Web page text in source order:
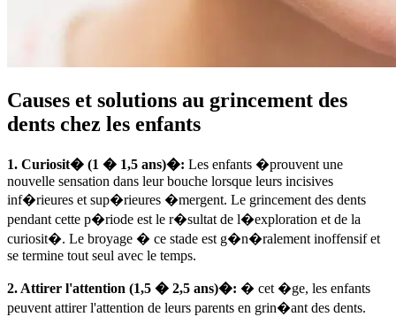
Causes et solutions au grincement des
dents chez les enfants
1. Curiosit� (1 � 1,5 ans)�: Les enfants �prouvent une
nouvelle sensation dans leur bouche lorsque leurs incisives
inf�rieures et sup�rieures �mergent. Le grincement des dents
pendant cette p�riode est le r�sultat de l�exploration et de la
curiosit�. Le broyage � ce stade est g�n�ralement inoffensif et
se termine tout seul avec le temps.
2. Attirer l'attention (1,5 � 2,5 ans)�: � cet �ge, les enfants
peuvent attirer l'attention de leurs parents en grin�ant des dents.